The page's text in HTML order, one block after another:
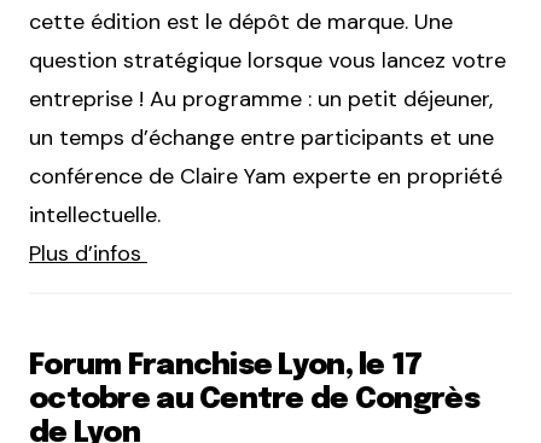
cette édition est le dépôt de marque. Une
question stratégique lorsque vous lancez votre
entreprise ! Au programme : un petit déjeuner,
un temps d’échange entre participants et une
conférence de Claire Yam experte en propriété
intellectuelle.
Plus d’infos
Forum Franchise Lyon, le 17
octobre au Centre de Congrès
de Lyon